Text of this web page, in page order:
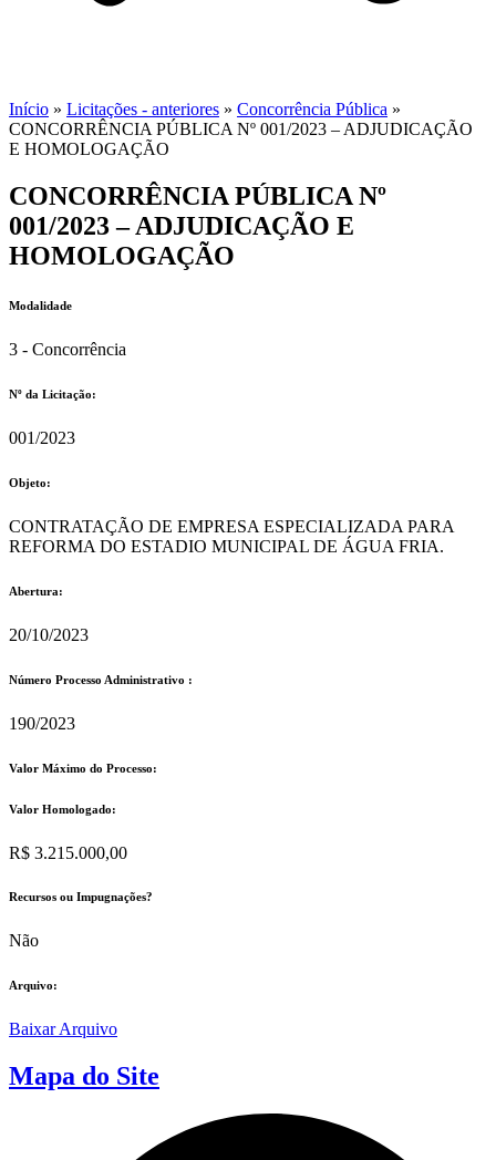
Início » Licitações - anteriores » Concorrência Pública »
CONCORRÊNCIA PÚBLICA Nº 001/2023 – ADJUDICAÇÃO
E HOMOLOGAÇÃO
CONCORRÊNCIA PÚBLICA Nº
001/2023 – ADJUDICAÇÃO E
HOMOLOGAÇÃO
Modalidade
3 - Concorrência
Nº da Licitação: ​​
001/2023
Objeto:
CONTRATAÇÃO DE EMPRESA ESPECIALIZADA PARA
REFORMA DO ESTADIO MUNICIPAL DE ÁGUA FRIA.
Abertura:
20/10/2023
Número Processo Administrativo :
190/2023
Valor Máximo do Processo: ​
Valor Homologado: ​
R$ 3.215.000,00
Recursos ou Impugnações? ​
Não
Arquivo:
Baixar Arquivo
Mapa do Site